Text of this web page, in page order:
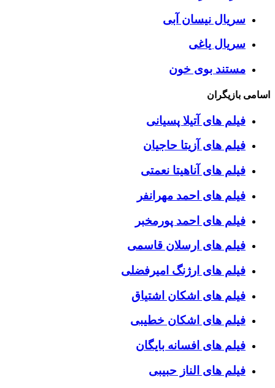
سریال نیسان آبی
سریال یاغی
مستند بوی خون
اسامی بازیگران
فیلم های آتیلا پسیانی
فیلم های آزیتا حاجیان
فیلم های آناهیتا نعمتی
فیلم های احمد مهرانفر
فیلم های احمد پورمخبر
فیلم های ارسلان قاسمی
فیلم های ارژنگ امیرفضلی
فیلم های اشکان اشتیاق
فیلم های اشکان خطیبی
فیلم های افسانه بایگان
فیلم های الناز حبیبی